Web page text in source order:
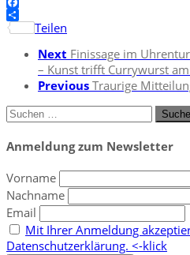
Facebook
Teilen
Next Finissage im
– Kunst trifft Currywurst
Previous Traurige
Suchen
Anmeldung zum Newsletter
Vorname
Nachname
Email
Mit Ihrer Anmeldung
Datenschutzerklärung. <-klick